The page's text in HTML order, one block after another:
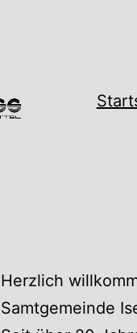
Herzlich
Samtgemeinde